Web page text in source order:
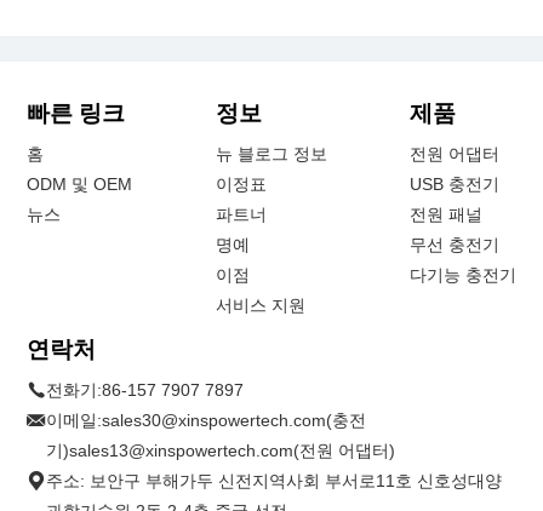
빠른 링크
홈
ODM 및 OEM
뉴스
정보
뉴 블로그 정보
이정표
파트너
명예
이점
서비스 지원
제품
전원 어댑터
USB 충전기
전원 패널
무선 충전기
다기능 충전기
연락처
전화기:86-157 7907 7897
이메일:sales30@xinspowertech.com(충전
기)sales13@xinspowertech.com(전원 어댑터)
주소: 보안구 부해가두 신전지역사회 부서로11호 신호성대양